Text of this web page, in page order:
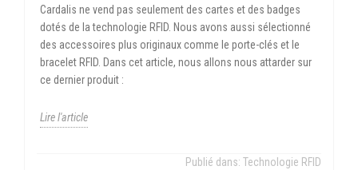
Cardalis ne vend pas seulement des cartes et des badges
dotés de la technologie RFID. Nous avons aussi sélectionné
des accessoires plus originaux comme le porte-clés et le
bracelet RFID. Dans cet article, nous allons nous attarder sur
ce dernier produit :
Lire l'article
Publié dans: Technologie RFID